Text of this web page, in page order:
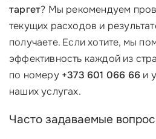
таргет? Мы рекомендуем
текущих расходов и
получаете. Если хотите, мы
эффективность каждой из
по номеру +373 601 066 66 и
наших услугах.
Часто задаваемые